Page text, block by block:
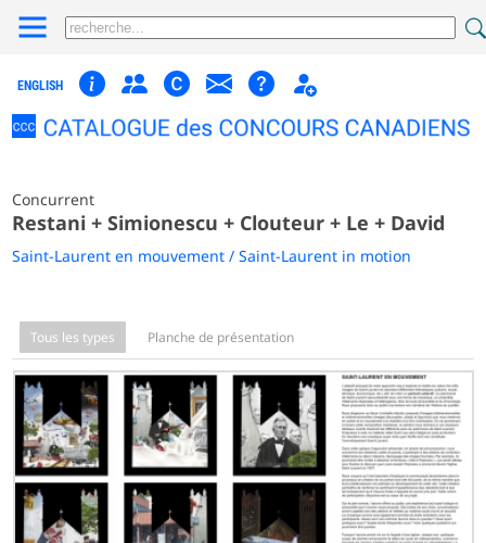
ENGLISH
Concurrent
Restani + Simionescu + Clouteur + Le + David
Saint-Laurent en mouvement / Saint-Laurent in motion
Tous les types Planche de présentation